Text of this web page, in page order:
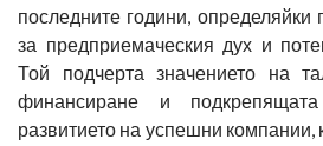
последните години, определяйки
за предприемаческия дух и
Той подчерта значението на
финансиране и
развитието на успешни компании,